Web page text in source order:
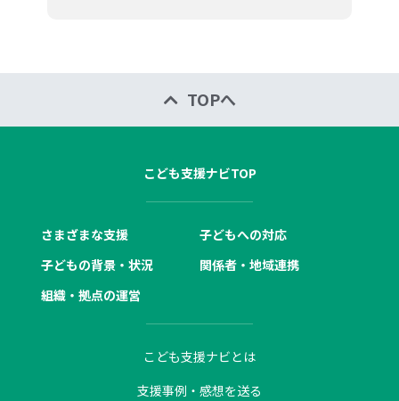
TOPへ
こども支援ナビTOP
さまざまな支援
子どもへの対応
子どもの背景・状況
関係者・地域連携
組織・拠点の運営
こども支援ナビとは
支援事例・感想を送る